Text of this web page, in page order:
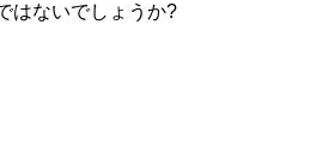
はないでしょうか?